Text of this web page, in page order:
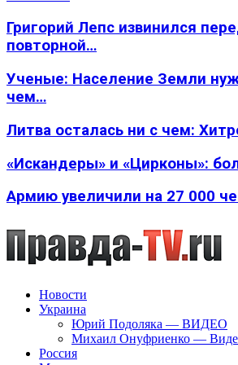
Григорий Лепс извинился
повторной…
Ученые: Население Земли
чем…
Литва осталась ни с чем:
«Искандеры» и «Цирконы»:
Армию увеличили на 27 000
Новости
Украина
Юрий Подоляка — ВИДЕО
Михаил Онуфриенко —
Россия